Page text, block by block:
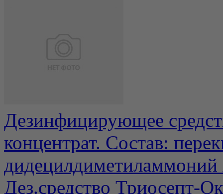
Дезинфицирующее
концентрат. Состав:
Дез.средство Триосепт-